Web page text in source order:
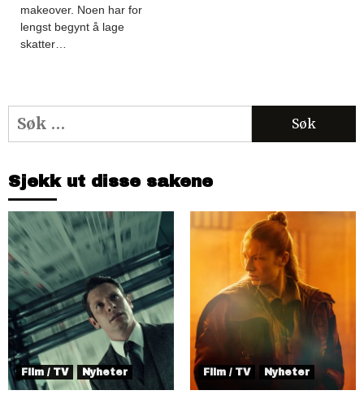
makeover. Noen har for
lengst begynt å lage
skatter…
Søk
etter:
Sjekk ut disse sakene
Film / TV Nyheter Film / TV Nyheter